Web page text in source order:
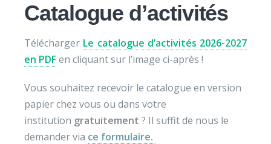
Catalogue d’activités
Télécharger Le catalogue d’activités 2026-2027
en PDFen cliquant sur l’image ci-après !
Vous souhaitez recevoir le catalogue en version
papier chez vous ou dans votre
institution gratuitement ? Il suffit de nous le
demander via ce formulaire.